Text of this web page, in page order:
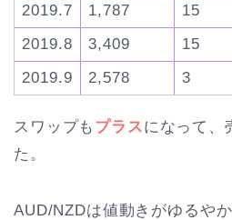
2019.7
1,787 15
2019.8
3,409 15
2019.9
2,578 3
スワップも プラス になって、
た。
AUD/NZDは値動きがゆるや